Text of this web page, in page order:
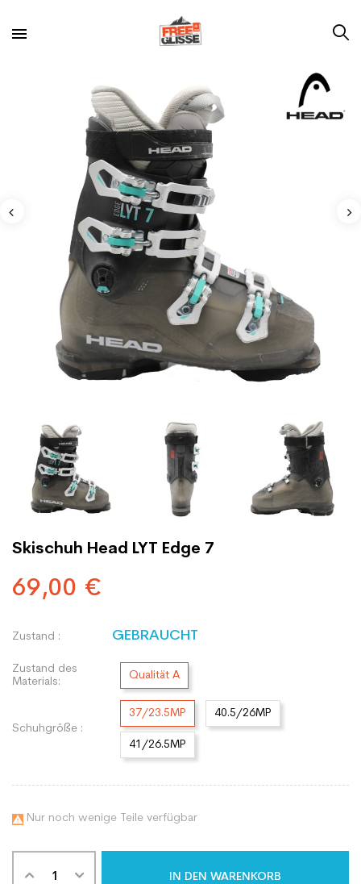
Skischuh Head LYT Edge 7
69,00 €
Zustand : GEBRAUCHT
Zustand des
Materials:
Qualität A
Schuhgröße :
37/23.5MP 40.5/26MP
41/26.5MP
 Nur noch wenige Teile verfügbar
IN DEN WARENKORB